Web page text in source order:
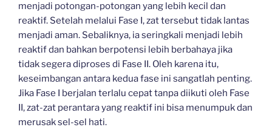
menjadi potongan-potongan yang lebih kecil dan
reaktif. Setelah melalui Fase I, zat tersebut tidak lantas
menjadi aman. Sebaliknya, ia seringkali menjadi lebih
reaktif dan bahkan berpotensi lebih berbahaya jika
tidak segera diproses di Fase II. Oleh karena itu,
keseimbangan antara kedua fase ini sangatlah penting.
Jika Fase I berjalan terlalu cepat tanpa diikuti oleh Fase
II, zat-zat perantara yang reaktif ini bisa menumpuk dan
merusak sel-sel hati.